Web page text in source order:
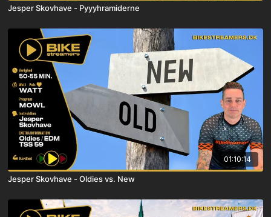
Jesper Skovhave - Pyyyhramiderne
01:10:14
Jesper Skovhave - Oldies vs. New